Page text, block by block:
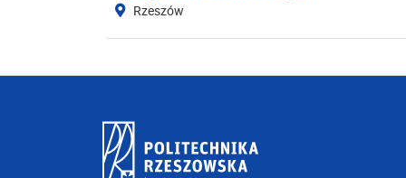
Rzeszów